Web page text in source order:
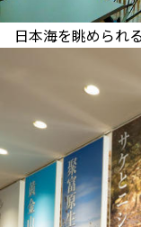
日本海を眺められ